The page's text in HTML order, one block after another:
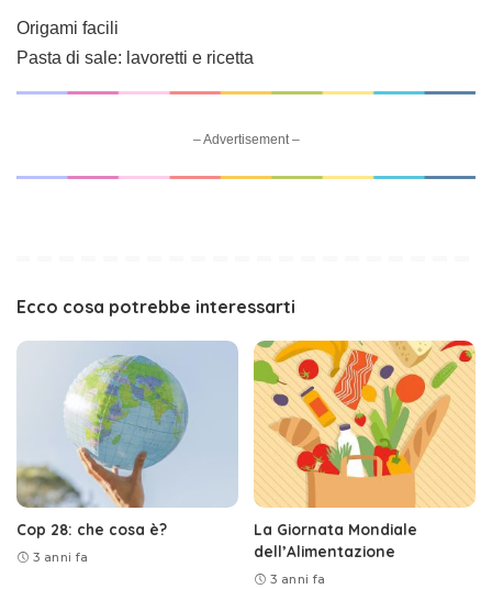
Origami facili
Pasta di sale: lavoretti e ricetta
– Advertisement –
Ecco cosa potrebbe interessarti
Cop 28: che cosa è?
3 anni fa
La Giornata Mondiale
dell’Alimentazione
3 anni fa